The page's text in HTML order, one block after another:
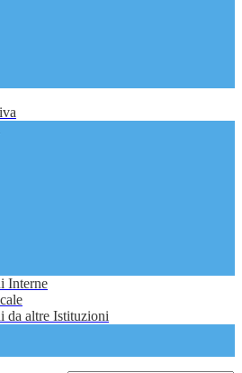
Interne
da altre Istituzioni